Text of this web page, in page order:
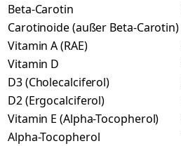
Beta-Carotin
Carotinoide (außer Beta-Carotin)
Vitamin A (RAE)
Vitamin D
D3 (Cholecalciferol)
D2 (Ergocalciferol)
Vitamin E (Alpha-Tocopherol)
Alpha-Tocopherol